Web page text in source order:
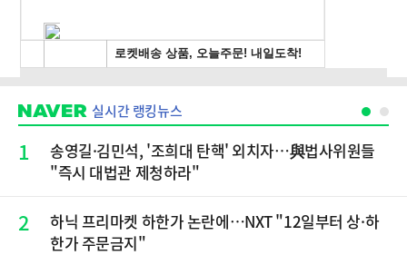
실시간 랭킹뉴스
1
송영길·김민석, '조희대 탄핵' 외치자…與법사위원들
"즉시 대법관 제청하라"
2
하닉 프리마켓 하한가 논란에…NXT "12일부터 상·하
한가 주문금지"